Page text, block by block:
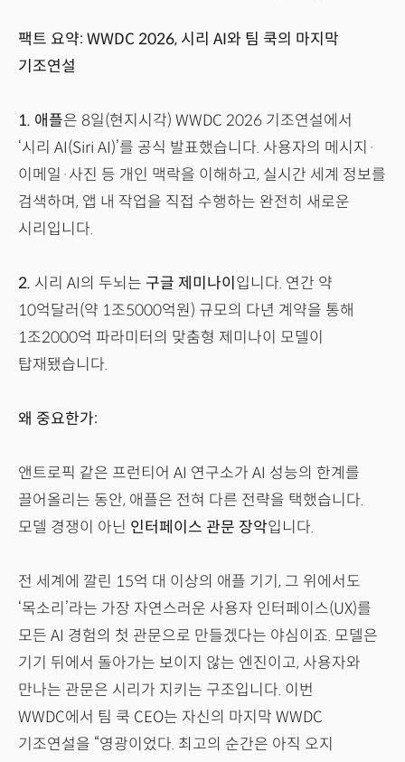
팩트 요약: WWDC 2026, 시리 AI와 팀 쿡의 마지막
기조연설
1. 애플은 8일(현지시각) WWDC 2026 기조연설에서
‘시리 AI(Siri AI)’를 공식 발표했습니다. 사용자의 메시지·
이메일·사진 등 개인 맥락을 이해하고, 실시간 세계 정보를
검색하며, 앱 내 작업을 직접 수행하는 완전히 새로운
시리입니다.
2. 시리 AI의 두뇌는 구글 제미나이 입니다. 연간 약
10억달러(약 1조5000억원) 규모의 다년 계약을 통해
1조2000억 파라미터의 맞춤형 제미나이 모델이
탑재됐습니다.
왜 중요한가:
앤트로픽 같은 프런티어 AI 연구소가 AI 성능의 한계를
끌어올리는 동안, 애플은 전혀 다른 전략을 택했습니다.
모델 경쟁이 아닌 인터페이스 관문 장악입니다.
전 세계에 깔린 15억 대 이상의 애플 기기, 그 위에서도
‘목소리’라는 가장 자연스러운 사용자 인터페이스(UX)를
모든 AI 경험의 첫 관문으로 만들겠다는 야심이죠. 모델은
기기 뒤에서 돌아가는 보이지 않는 엔진이고, 사용자와
만나는 관문은 시리가 지키는 구조입니다. 이번
WWDC에서 팀 쿡 CEO는 자신의 마지막 WWDC
기조연설을 “영광이었다. 최고의 순간은 아직 오지